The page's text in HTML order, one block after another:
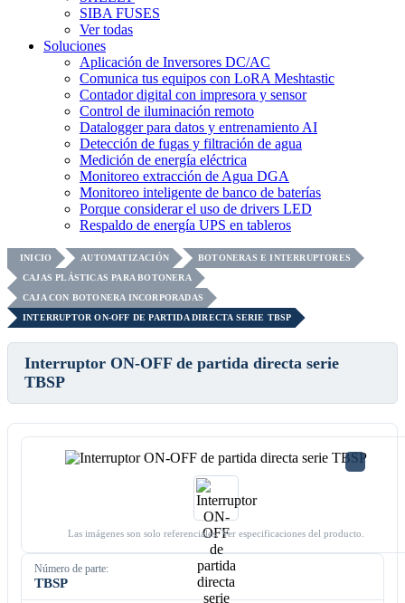
SIBA FUSES
Ver todas
Soluciones
Aplicación de Inversores DC/AC
Comunica tus equipos con LoRA Meshtastic
Contador digital con impresora y sensor
Control de iluminación remoto
Datalogger para datos y entrenamiento AI
Detección de fugas y filtración de agua
Medición de energía eléctrica
Monitoreo extracción de Agua DGA
Monitoreo inteligente de banco de baterías
Porque considerar el uso de drivers LED
Respaldo de energía UPS en tableros
INICIO AUTOMATIZACIÓN
BOTONERAS E INTERRUPTORES
CAJAS PLÁSTICAS PARA BOTONERA
CAJA CON BOTONERA INCORPORADAS
INTERRUPTOR ON-OFF DE PARTIDA DIRECTA SERIE TBSP
Interruptor ON-OFF de partida directa serie
TBSP
Las imágenes son solo referenciales. Ver especificaciones del producto.
Número de parte:
TBSP